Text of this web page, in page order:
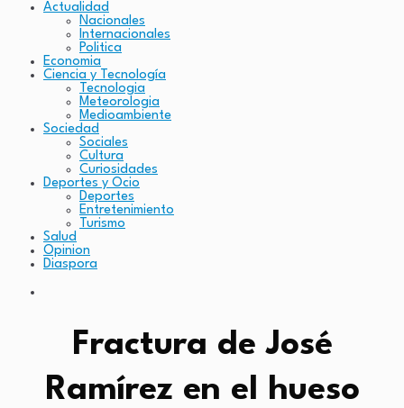
Actualidad
Nacionales
Internacionales
Politica
Economia
Ciencia y Tecnología
Tecnologia
Meteorologia
Medioambiente
Sociedad
Sociales
Cultura
Curiosidades
Deportes y Ocio
Deportes
Entretenimiento
Turismo
Salud
Opinion
Diaspora
Fractura de José
Ramírez en el hueso